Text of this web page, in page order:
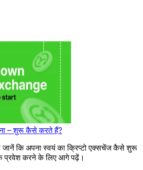
– शुरू कैसे करते हैं?
कि अपना स्वयं का क्रिप्टो एक्सचेंज कैसे शुरू
प्रवेश करने के लिए आगे पढ़ें।